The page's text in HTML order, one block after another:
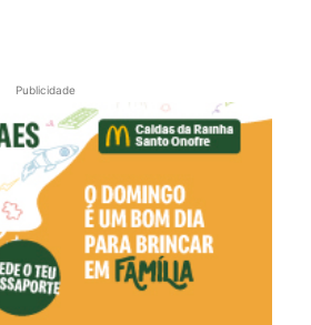
Publicidade